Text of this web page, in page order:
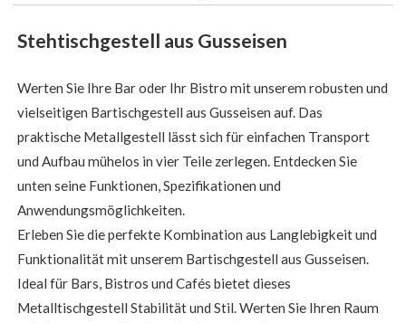
Stehtischgestell aus Gusseisen
Werten Sie Ihre Bar oder Ihr Bistro mit unserem robusten und
vielseitigen Bartischgestell aus Gusseisen auf. Das
praktische Metallgestell lässt sich für einfachen Transport
und Aufbau mühelos in vier Teile zerlegen. Entdecken Sie
unten seine Funktionen, Spezifikationen und
Anwendungsmöglichkeiten.
Erleben Sie die perfekte Kombination aus Langlebigkeit und
Funktionalität mit unserem Bartischgestell aus Gusseisen.
Ideal für Bars, Bistros und Cafés bietet dieses
Metalltischgestell Stabilität und Stil. Werten Sie Ihren Raum